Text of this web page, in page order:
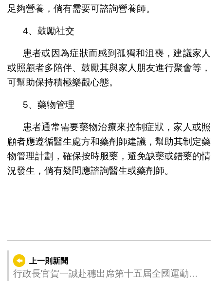
足夠營養，倘有需要可諮詢營養師。
4、鼓勵社交
患者或因為症狀而感到孤獨和沮喪，建議家人
或照顧者多陪伴、鼓勵其與家人朋友進行聚會等，
可幫助保持積極樂觀心態。
5、藥物管理
患者通常需要藥物治療來控制症狀，家人或照
顧者應遵循醫生處方和藥劑師建議，幫助其制定藥
物管理計劃，確保按時服藥，避免缺藥或錯藥的情
況發生，倘有疑問應諮詢醫生或藥劑師。
上一則新聞
行政長官賀一誠赴穗出席第十五屆全國運動